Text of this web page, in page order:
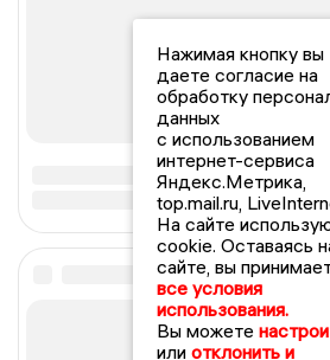
Нажимая кнопку вы
даете согласие на
обработку
данных
с использованием
интернет-сервиса
Яндекс.Метрика,
top.mail.ru,
На сайте
cookie. Оставаясь
сайте, вы
все условия
использования.
Вы можете
или отклонить и